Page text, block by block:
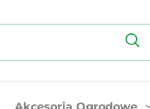
Akcesoria Ogrodowe